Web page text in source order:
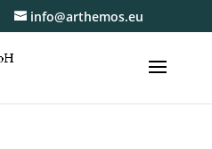
info@arthemos.eu